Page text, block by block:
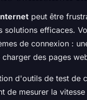
peut être
efficaces.
de connexion :
des pages
d'outils de test de
de mesurer la